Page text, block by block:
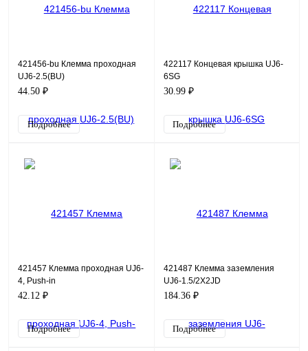
421456-bu Клемма проходная
UJ6-2.5(BU)
44.50 ₽
Подробнее
422117 Концевая крышка UJ6-
6SG
30.99 ₽
Подробнее
421457 Клемма проходная UJ6-
4, Push-in
42.12 ₽
Подробнее
421487 Клемма заземления
UJ6-1.5/2X2JD
184.36 ₽
Подробнее